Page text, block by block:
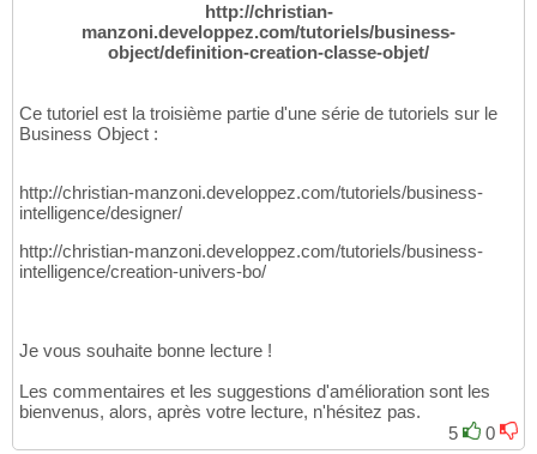
http://christian-
manzoni.developpez.com/tutoriels/business-
object/definition-creation-classe-objet/
Ce tutoriel est la troisième partie d'une série de tutoriels sur le
Business Object :
http://christian-manzoni.developpez.com/tutoriels/business-
intelligence/designer/
http://christian-manzoni.developpez.com/tutoriels/business-
intelligence/creation-univers-bo/
Je vous souhaite bonne lecture !
Les commentaires et les suggestions d'amélioration sont les
bienvenus, alors, après votre lecture, n'hésitez pas.
5
0